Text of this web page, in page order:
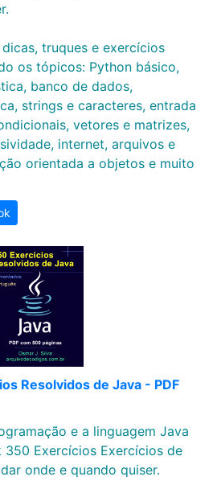
truques e exercícios
os tópicos: Python básico,
banco de dados,
strings e caracteres, entrada
vetores e matrizes,
internet, arquivos e
orientada a objetos e muito
Resolvidos de Java - PDF
e a linguagem Java
350 Exercícios Exercícios de
onde e quando quiser.